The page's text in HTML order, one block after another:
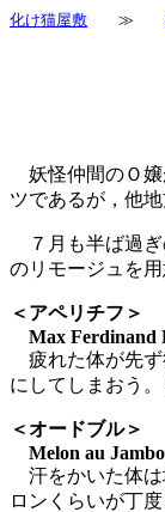
化け猫屋敷 ≫
妖怪仲間のＯ嬢
ツであるが，他
７月も半ば過ぎ
のリモージュを
＜アペリチフ＞
Max Ferdinand
疲れた体が先ず
にしてしまおう
＜オードブル＞
Melon au
汗をかいた体は
ロンくらいが丁